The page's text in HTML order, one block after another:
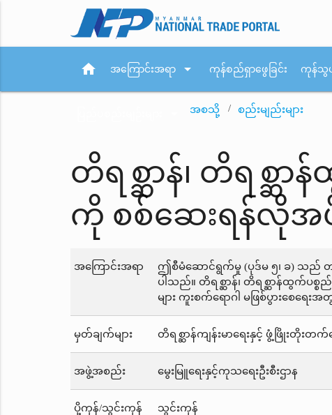
home အကြောင်းအရာ arrow_drop_down ကုန်စည်ရှာဖွေခြင်း ကုန်သွ
အစသို့ စည်းမျည်းများ
တိရစ္ဆာန်၊ တိရစ္ဆ
ကို စစ်ဆေးရန်လိုအပ်
အကြောင်းအရာ
ဤစီမံဆောင်ရွက်မှု (ပုဒ်မ ၅၊ ခ) သည် တ
ပါသည်။ တိရစ္ဆာန်၊ တိရစ္ဆာန်ထွက်ပ
များ ကူးစက်ရောဂါ မဖြစ်ပွားစေရ
မှတ်ချက်များ တိရစ္ဆာန်ကျန်းမာရေးနှင့် ဖွံ့ဖြိုးတိုးတ
အဖွဲ့အစည်း မွေးမြူရေးနှင့်ကုသရေးဦးစီးဌာန
ပို့ကုန်/သွင်းကုန် သွင်းကုန်